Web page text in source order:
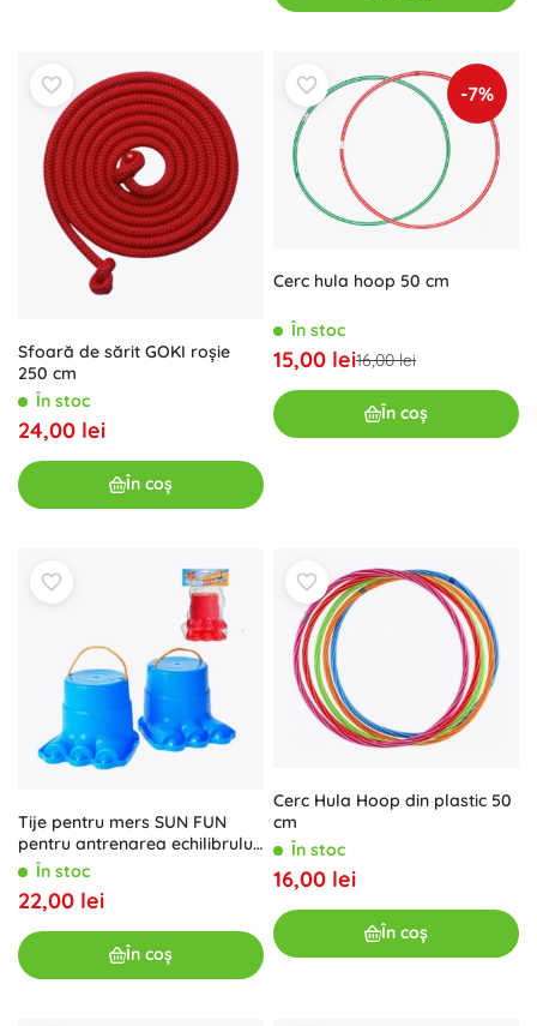
Sfoară de sărit GOKI roșie
250 cm
În stoc
24,00 lei
În coș
-7%
Cerc hula hoop 50 cm
În stoc
15,00 lei16,00 lei
În coș
Tije pentru mers SUN FUN
pentru antrenarea echilibrului
la copii
În stoc
22,00 lei
În coș
Cerc Hula Hoop din plastic 50
cm
În stoc
16,00 lei
În coș